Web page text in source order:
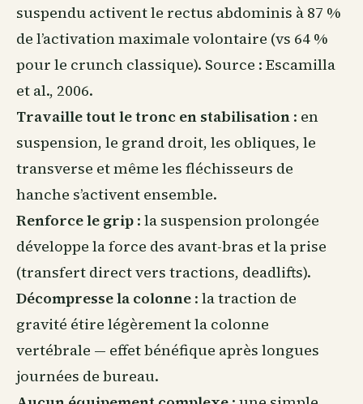
suspendu activent le rectus abdominis à 87 %
de l’activation maximale volontaire (vs 64 %
pour le crunch classique). Source : Escamilla
et al., 2006.
Travaille tout le tronc en stabilisation : en
suspension, le grand droit, les obliques, le
transverse et même les fléchisseurs de
hanche s’activent ensemble.
Renforce le grip : la suspension prolongée
développe la force des avant-bras et la prise
(transfert direct vers tractions, deadlifts).
Décompresse la colonne : la traction de
gravité étire légèrement la colonne
vertébrale — effet bénéfique après longues
journées de bureau.